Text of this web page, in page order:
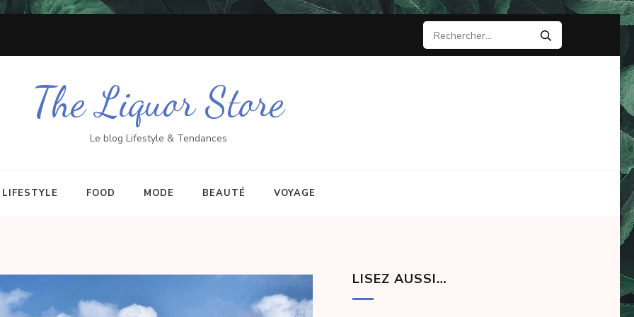
Rechercher :
The Liquor Store
Le blog Lifestyle & Tendances
LIFESTYLE FOOD MODE BEAUTÉ VOYAGE
LISEZ AUSSI…